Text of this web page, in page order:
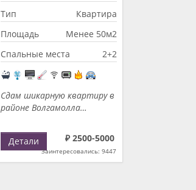
Тип
Квартира
Площадь
Менее 50м2
Спальные места
2+2
Сдам шикарную квартиру в
районе Волгамолла…
₽ 2500-5000
Заинтересовались: 9447
Детали